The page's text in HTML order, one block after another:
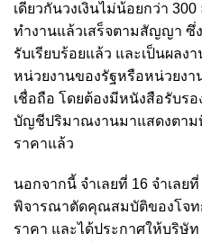
เดียวกันวงเงินไม่น้อยกว่า
ทำงานแล้วเสร็จตามสัญญา ซึ่
รับเรียบร้อยแล้ว และเป็นผล
หน่วยงานของรัฐหรือหน่วยง
เชื่อถือ โดยต้องมีหนังสือรับร
บัญชีปริมาณงานมาแสดงตาม
ราคาแล้ว
นอกจากนี้ จำเลยที่ 16 จำเลย
พิจารณาตัดคุณสมบัติของโจ
ราคา และได้ประกาศให้บริษัท